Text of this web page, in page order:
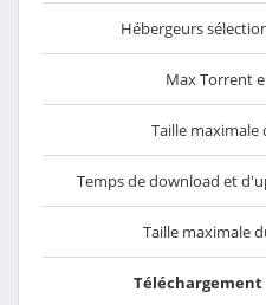
Hébergeurs
Max Torrent
Taille maximale
Temps de download et
Taille maximale